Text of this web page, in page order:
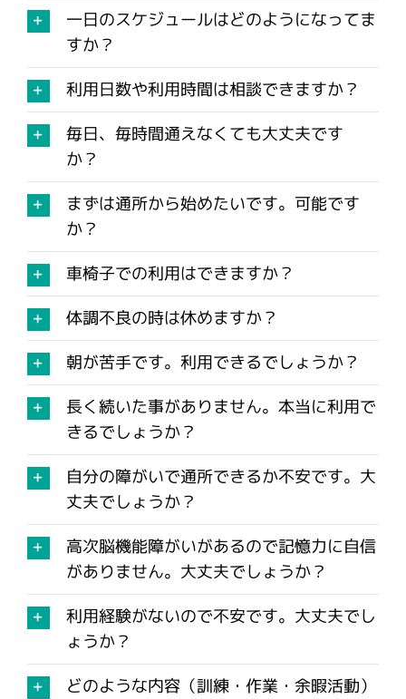
一日のスケジュールはどのようになってま
すか？
利用日数や利用時間は相談できますか？
毎日、毎時間通えなくても大丈夫です
か？
まずは通所から始めたいです。可能です
か？
車椅子での利用はできますか？
体調不良の時は休めますか？
朝が苦手です。利用できるでしょうか？
長く続いた事がありません。本当に利用で
きるでしょうか？
自分の障がいで通所できるか不安です。大
丈夫でしょうか？
高次脳機能障がいがあるので記憶力に自信
がありません。大丈夫でしょうか？
利用経験がないので不安です。大丈夫でし
ょうか？
どのような内容（訓練・作業・余暇活動）